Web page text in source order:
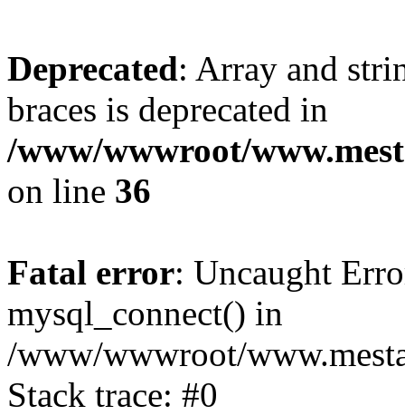
Deprecated: Array and
braces is deprecated in
/www/wwwroot/
on line 36
Fatal error: Uncaught
mysql_connect() in
/www/wwwroot/
Stack trace: #0